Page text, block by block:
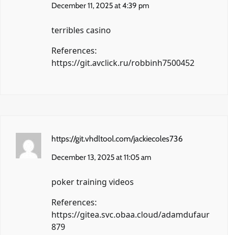
December 11, 2025 at 4:39 pm
terribles casino
References:
https://git.avclick.ru/robbinh7500452
https://git.vhdltool.com/jackiecoles736
December 13, 2025 at 11:05 am
poker training videos
References:
https://gitea.svc.obaa.cloud/adamdufaur
879